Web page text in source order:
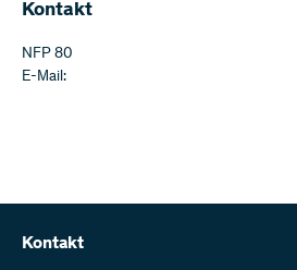
Kontakt
NFP 80
E-Mail:
Kontakt